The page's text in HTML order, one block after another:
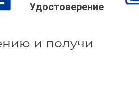
Удостоверение
и получи